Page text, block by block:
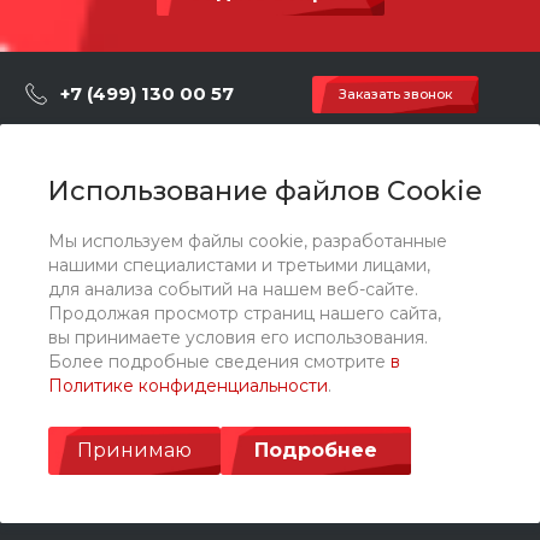
Использование файлов Cookie
Мы используем файлы cookie, разработанные
нашими специалистами и третьими лицами,
для анализа событий на нашем веб-сайте.
Продолжая просмотр страниц нашего сайта,
вы принимаете условия его использования.
Более подробные сведения смотрите в
Политике конфиденциальности.
Принимаю Подробнее
+7 (499) 130 00 57 Заказать звонок
г. Москва, Марксистская 3 стр.2
О компании
Каталог
Услуги